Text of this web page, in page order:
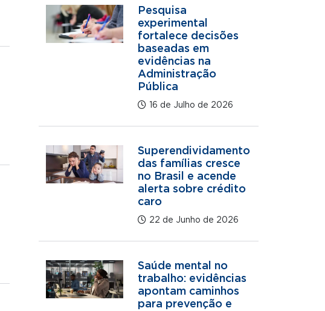
Pesquisa
experimental
fortalece decisões
baseadas em
evidências na
Administração
Pública
16 de Julho de 2026
Superendividamento
das famílias cresce
no Brasil e acende
alerta sobre crédito
caro
22 de Junho de 2026
Saúde mental no
trabalho: evidências
apontam caminhos
para prevenção e